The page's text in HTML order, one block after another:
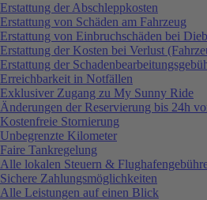
Erstattung der Abschleppkosten
Erstattung von Schäden am Fahrzeug
Erstattung von Einbruchschäden bei
Erstattung der Kosten bei Verlust
Erstattung der
Erreichbarkeit in Notfällen
Exklusiver Zugang zu My Sunny Ride
Änderungen der Reservierung bis 24h
Kostenfreie Stornierung
Unbegrenzte Kilometer
Faire Tankregelung
Alle lokalen Steuern &
Sichere Zahlungsmöglichkeiten
Alle Leistungen auf einen Blick